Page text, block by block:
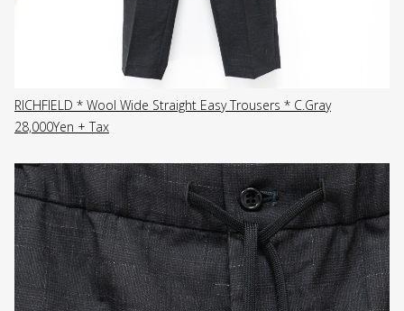
RICHFIELD * Wool Wide Straight Easy Trousers * C.Gray
28,000Yen + Tax